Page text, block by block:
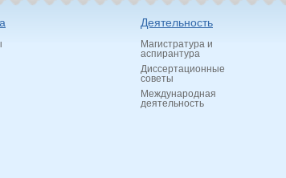
Деятельность
Магистратура и
аспирантура
Диссертационные
советы
Международная
деятельность